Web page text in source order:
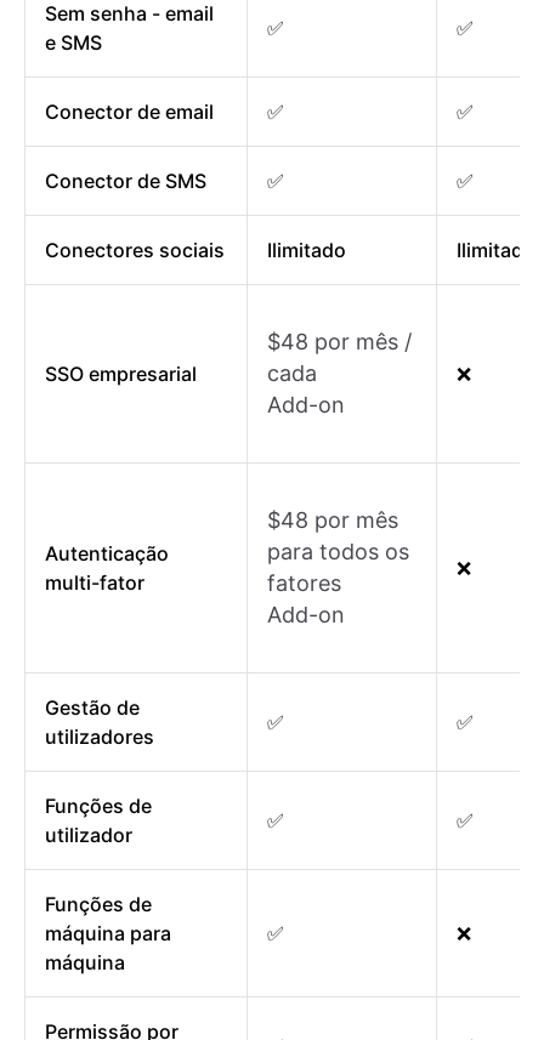
Sem senha - email
e SMS
✅ ✅
Conector de email ✅ ✅
Conector de SMS ✅ ✅
Conectores sociais Ilimitado Ilimitado
SSO empresarial
$48 por mês /
cada
Add-on
❌
Autenticação
multi-fator
$48 por mês
para todos os
fatores
Add-on
❌
Gestão de
utilizadores
✅ ✅
Funções de
utilizador
✅ ✅
Funções de
máquina para
máquina
✅ ❌
Permissão por